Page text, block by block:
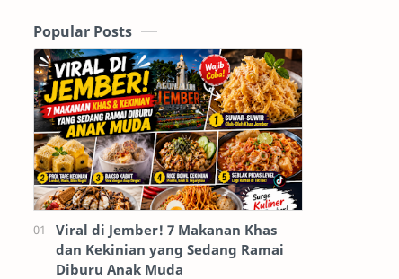
Popular Posts
Viral di Jember! 7 Makanan Khas
dan Kekinian yang Sedang Ramai
Diburu Anak Muda